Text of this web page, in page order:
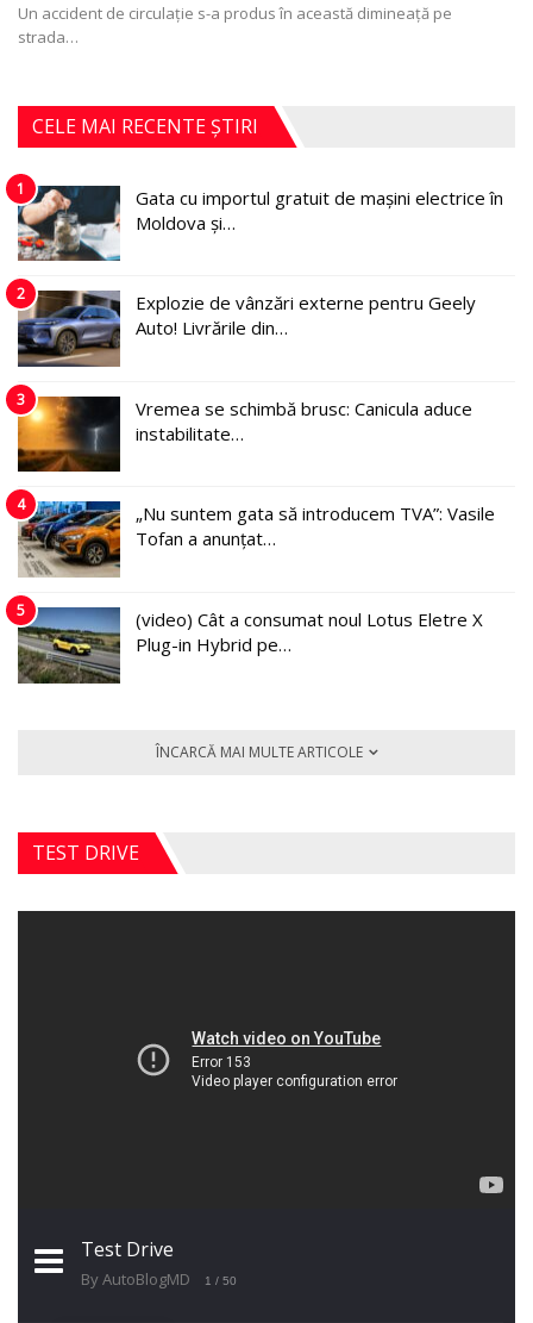
Un accident de circulaţie s-a produs în această dimineaţă pe
strada…
CELE MAI RECENTE ȘTIRI
1
Gata cu importul gratuit de mașini electrice în
Moldova și…
2
Explozie de vânzări externe pentru Geely
Auto! Livrările din…
3
Vremea se schimbă brusc: Canicula aduce
instabilitate…
4
„Nu suntem gata să introducem TVA”: Vasile
Tofan a anunțat…
5
(video) Cât a consumat noul Lotus Eletre X
Plug-in Hybrid pe…
ÎNCARCĂ MAI MULTE ARTICOLE
TEST DRIVE
Test Drive
By AutoBlogMD 1 / 50